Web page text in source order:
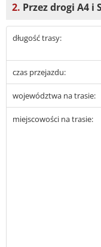
2. Przez drogi A4 i
długość trasy:
czas przejazdu:
województwa na trasie:
miejscowości na trasie: